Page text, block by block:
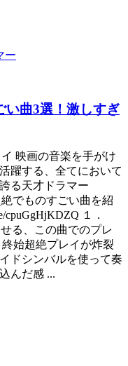
ー
い曲3選！激しすぎ
映画の音楽を手がけ
躍する、全てにおいて
る天才ドラマー
でものすごい曲を紹
cpuGgHjKDZQ １．
る、この曲でのプレ
始超絶プレイが炸裂
ドシンバルを使って奏
んだ感 ...